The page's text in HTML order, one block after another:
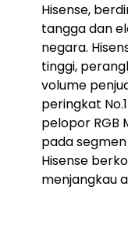
Hisense,
tangga dan
negara.
tinggi,
volume
peringkat
pelopor RGB
pada
Hisense
menjangkau